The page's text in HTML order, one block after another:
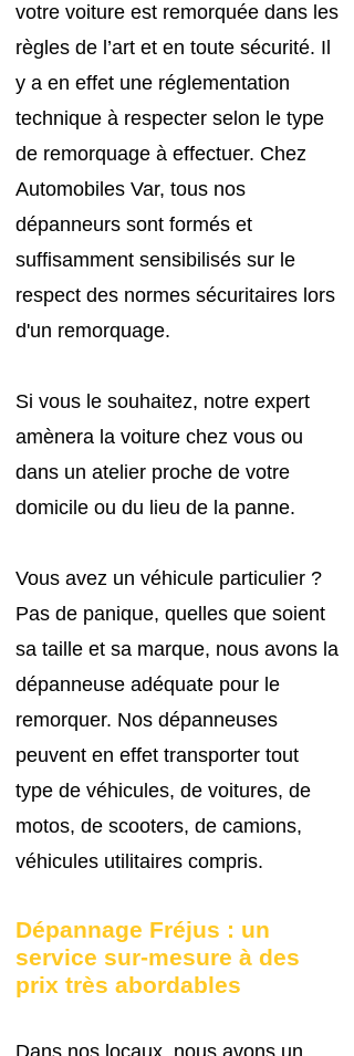
votre voiture est remorquée dans les
règles de l’art et en toute sécurité. Il
y a en effet une réglementation
technique à respecter selon le type
de remorquage à effectuer. Chez
Automobiles Var, tous nos
dépanneurs sont formés et
suffisamment sensibilisés sur le
respect des normes sécuritaires lors
d'un remorquage.
Si vous le souhaitez, notre expert
amènera la voiture chez vous ou
dans un atelier proche de votre
domicile ou du lieu de la panne.
Vous avez un véhicule particulier ?
Pas de panique, quelles que soient
sa taille et sa marque, nous avons la
dépanneuse adéquate pour le
remorquer. Nos dépanneuses
peuvent en effet transporter tout
type de véhicules, de voitures, de
motos, de scooters, de camions,
véhicules utilitaires compris.
Dépannage Fréjus : un
service sur-mesure à des
prix très abordables
Dans nos locaux, nous avons un